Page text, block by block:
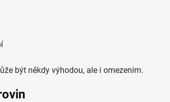
být někdy výhodou, ale i omezením.